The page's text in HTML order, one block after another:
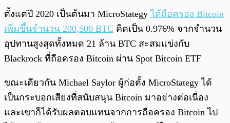
ตั้งแต่ปี 2020 เป็นต้นมา MicroStategyได้ถือครอง Bitcoin
เพิ่มขึ้นจำนวน 200,500 BTC คิดเป็น 0.976% จากจำนวน
อุปทานสูงสุดทั้งหมด 21 ล้าน BTC สะสมแข่งกับ
Blackrock ที่ถือครอง Bitcoin ผ่าน Spot Bitcoin ETF
ขณะเดียวกัน Michael Saylor ผู้ก่อตั้ง MicroStategy ได้
เป็นกระบอกเสียงที่สนับสนุน Bitcoin มาอย่างต่อเนื่อง
และเขาก็ได้รับผลตอบแทนจากการถือครอง Bitcoin ไป